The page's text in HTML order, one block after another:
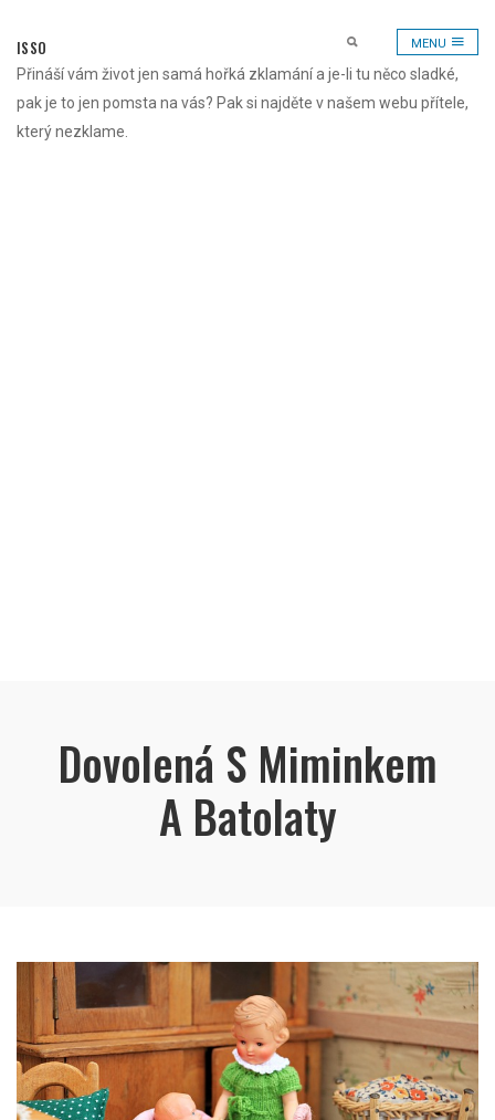
content
ISSO
Přináší vám život jen samá hořká zklamání a je-li tu něco sladké,
pak je to jen pomsta na vás? Pak si najděte v našem webu přítele,
který nezklame.
MENU
Dovolená S Miminkem
A Batolaty